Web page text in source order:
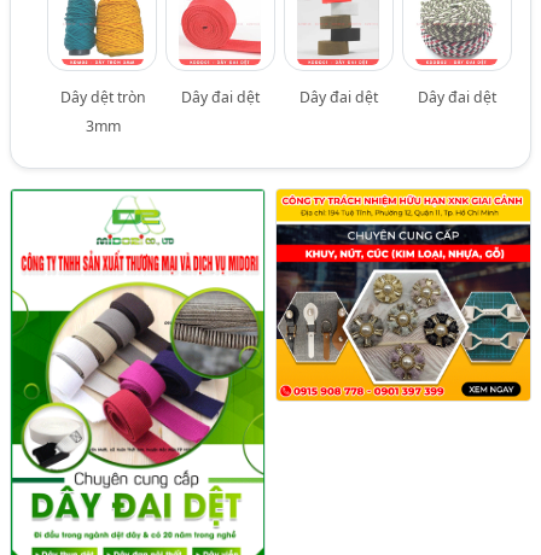
Dây dệt tròn
3mm
Dây đai dệt Dây đai dệt Dây đai dệt